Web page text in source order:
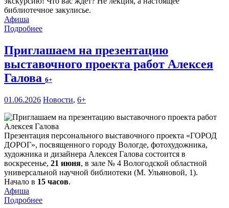
библиотечное закулисье.
Афиша
Подробнее
Приглашаем на презентацию
выставочного проекта работ Алексея
Галова 6+
01.06.2026 Новости, 6+
Презентация персонального выставочного проекта «ГОРОД
ДОРОГ», посвященного городу Вологде, фотохудожника,
художника и дизайнера Алексея Галова состоится в
воскресенье, 21 июня, в зале № 4 Вологодской областной
универсальной научной библиотеки (М. Ульяновой, 1).
Начало в 15 часов.
Афиша
Подробнее